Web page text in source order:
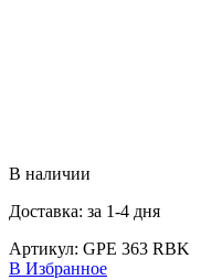
В наличии
Доставка: за 1-4 дня
Артикул: GPE 363 RBK
В Избранное